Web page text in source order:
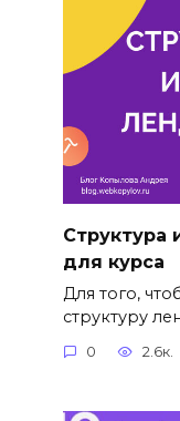
Структура
для курса
Для того,
структуру
0 2.6к.